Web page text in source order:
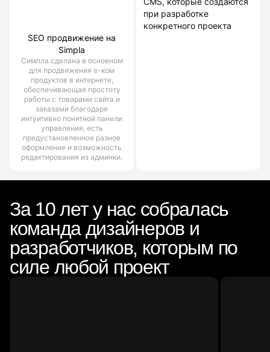
SEO продвижение на
Simpla
Симпла сделана в основном
для продвижения е-ком
продуктов в интернете,
обеспечивающая простоту
работы с товарами сайта и
заказами благодаря
интуитивно понятной панели
управления, есть
предустановленное разное
оформление и возможность
редактирования из админки.
при разработке
конкретного проекта
За 10 лет у нас собралась
команда дизайнеров и
разработчиков, которым по
силе любой проект